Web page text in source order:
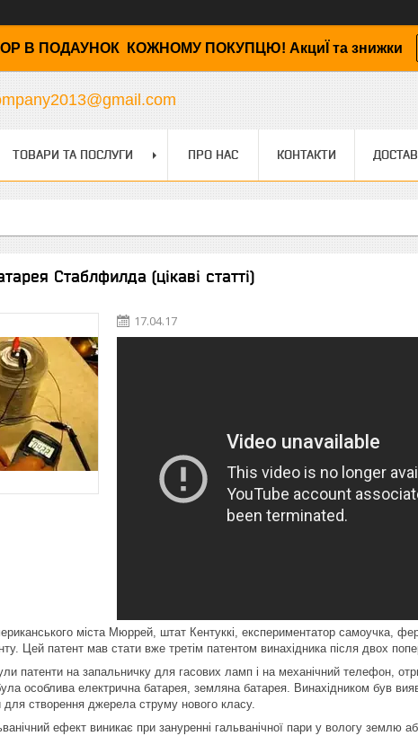
В ПОДАУНОК КОЖНОМУ ПОКУПЦЮ! АкциЇ та знижки
ТОВАРИ ТА ПОСЛУГИ ПРО НАС КОНТАКТИ
Стаблфилда (цікаві статті)
17.04.17
міста Мюррей, штат Кентуккі, експериментатор самоучка,
Цей патент мав стати вже третім патентом винахідника після двох
патенти на запальничку для гасових ламп і на механічний телефон,
особлива електрична батарея, земляна батарея. Винахідником був
для створення джерела струму нового класу.
ефект виникає при зануренні гальванічної пари у вологу землю